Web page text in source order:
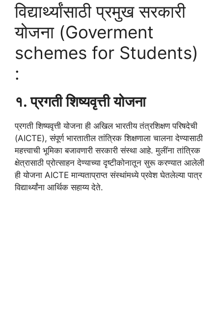
विद्यार्थ्यांसाठी प्रमुख सरकारी
योजना (Goverment
schemes for Students)
:
१. प्रगती शिष्यवृत्ती योजना
प्रगती शिष्यवृत्ती योजना ही अखिल भारतीय तंत्रशिक्षण परिषदेची
(AICTE), संपूर्ण भारतातील तांत्रिक शिक्षणाला चालना देण्यासाठी
महत्त्वाची भूमिका बजावणारी सरकारी संस्था आहे. मुलींना तांत्रिक
क्षेत्रासाठी प्रोत्साहन देण्याच्या दृष्टीकोनातून सुरू करण्यात आलेली
ही योजना AICTE मान्यताप्राप्त संस्थांमध्ये प्रवेश घेतलेल्या पात्र
विद्यार्थ्यांना आर्थिक सहाय्य देते.